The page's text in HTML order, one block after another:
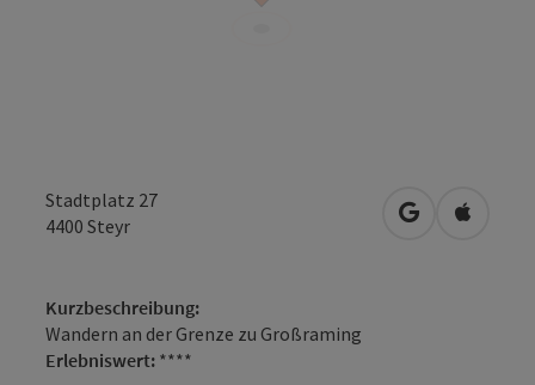
Stadtplatz 27
4400 Steyr in Google
in
Kurzbeschreibung:
Wandern an der Grenze zu Großraming
Erlebniswert: ****